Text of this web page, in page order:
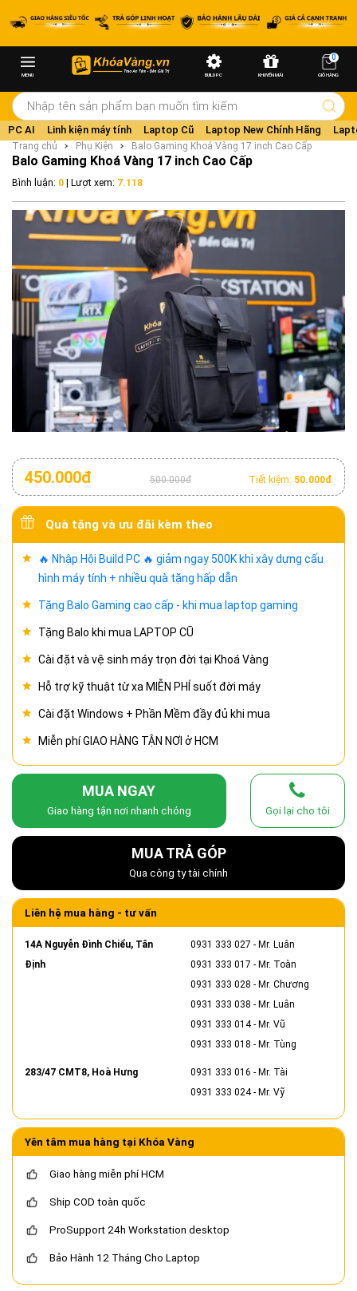
MENU BUILD PC KHUYẾN MÃI
0
GIỎ HÀNG
PC AI Linh kiện máy tính Laptop Cũ Laptop New Chính Hãng
Trang chủ Phụ Kiện Balo Gaming Khoá Vàng 17 inch Cao Cấp
Balo Gaming Khoá Vàng 17 inch Cao Cấp
Bình luận: 0 | Lượt xem: 7.118
450.000đ 500.000đ Tiết kiệm: 50.000đ
Quà tặng và ưu đãi kèm theo
🔥 Nhập Hội Build PC 🔥 giảm ngay 500K khi xây dựng cấu
hình máy tính + nhiều quà tặng hấp dẫn
Tặng Balo Gaming cao cấp - khi mua laptop gaming
Tặng Balo khi mua LAPTOP CŨ
Cài đặt và vệ sinh máy trọn đời tại Khoá Vàng
Hỗ trợ kỹ thuật từ xa MIỄN PHÍ suốt đời máy
Cài đặt Windows + Phần Mềm đầy đủ khi mua
Miễn phí GIAO HÀNG TẬN NƠI ở HCM
MUA NGAY
Giao hàng tận nơi nhanh chóng Gọi lại cho tôi
MUA TRẢ GÓP
Qua công ty tài chính
Liên hệ mua hàng - tư vấn
14A Nguyễn Đình Chiểu, Tân
Định
0931 333 027 - Mr. Luân
0931 333 017 - Mr. Toàn
0931 333 028 - Mr. Chương
0931 333 038 - Mr. Luân
0931 333 014- Mr. Vũ
0931 333 018 - Mr. Tùng
283/47 CMT8, Hoà Hưng 0931 333 016 - Mr. Tài
0931 333 024- Mr. Vỹ
Yên tâm mua hàng tại Khóa Vàng
Giao hàng miễn phí HCM
Ship COD toàn quốc
ProSupport 24h Workstation desktop
Bảo Hành 12 Tháng Cho Laptop